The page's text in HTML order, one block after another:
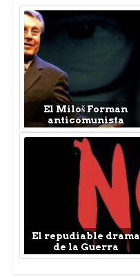
El Miloš Forman
anticomunista
El repudiable drama
de la Guerra